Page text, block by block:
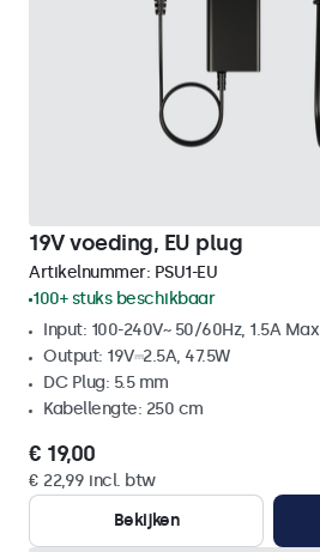
19V voeding, EU plug
Artikelnummer: PSU1-EU
100+ stuks beschikbaar
Input: 100-240V~ 50/60Hz, 1.5A Max
Output: 19V⎓2.5A, 47.5W
DC Plug: 5.5 mm
Kabellengte: 250 cm
€ 19,00
€ 22,99 incl. btw
Bekijken